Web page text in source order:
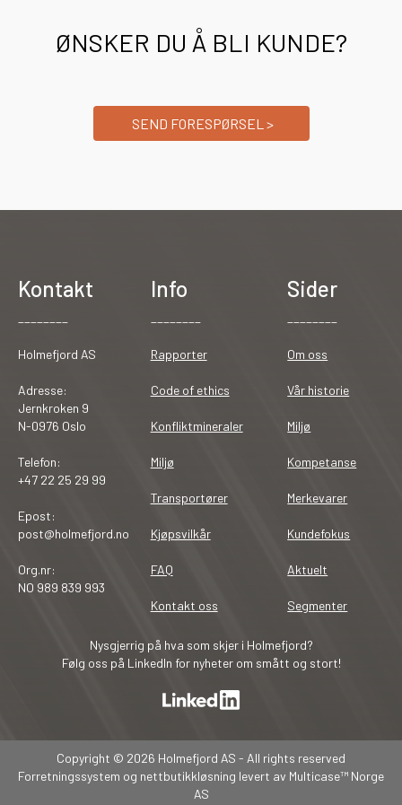
ØNSKER DU Å BLI KUNDE?
SEND FORESPØRSEL >
Kontakt
Holmefjord AS
Adresse:
Jernkroken 9
N-0976 Oslo
Telefon:
+47 22 25 29 99
Epost:
post@holmefjord.no
Org.nr:
NO 989 839 993
Info
Rapporter
Code of ethics
Konfliktmineraler
Miljø
Transportører
Kjøpsvilkår
FAQ
Kontakt oss
Sider
Om oss
Vår historie
Miljø
Kompetanse
Merkevarer
Kundefokus
Aktuelt
Segmenter
Nysgjerrig på hva som skjer i Holmefjord?
Følg oss på LinkedIn for nyheter om smått og stort!
Copyright © 2026 Holmefjord AS - All rights reserved
Forretningssystem og nettbutikkløsning levert av Multicase™ Norge
AS